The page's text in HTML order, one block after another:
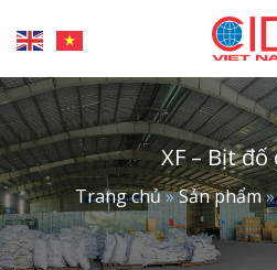
XF – Bịt đố
Trang chủ»Sản phẩm